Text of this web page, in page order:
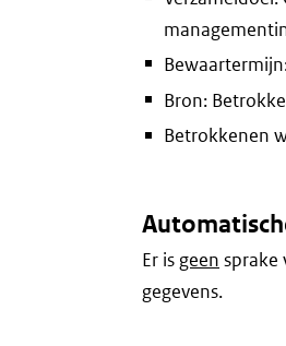
Bron:
Betrokkenen
Er is geen sprake
gegevens.